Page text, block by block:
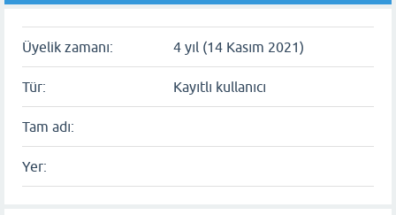
Üyelik zamanı: 4 yıl (14 Kasım 2021)
Tür: Kayıtlı kullanıcı
Tam adı:
Yer: